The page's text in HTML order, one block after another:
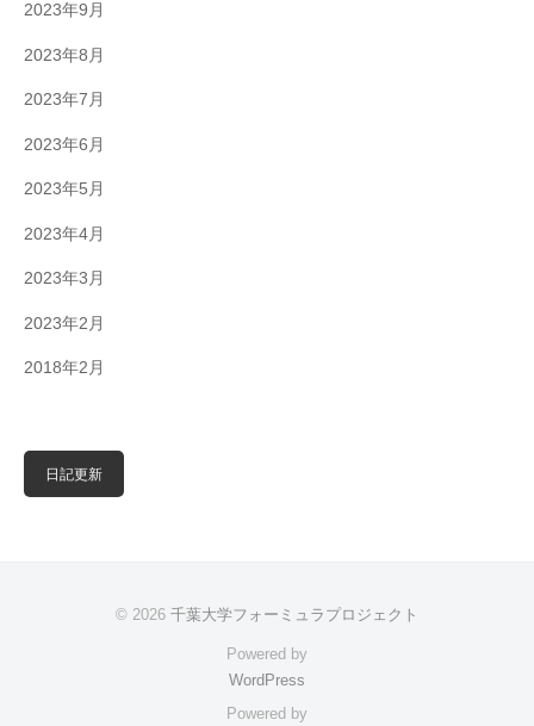
2023年9月
2023年8月
2023年7月
2023年6月
2023年5月
2023年4月
2023年3月
2023年2月
2018年2月
日記更新
© 2026 千葉大学フォーミュラプロジェクト
Powered by
WordPress
Powered by